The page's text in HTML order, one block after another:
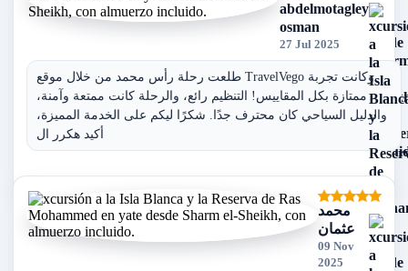
abdelmotagley
osman
27 Jul 2025
طلعت رحلة رأس محمد من خلال موقع TravelVego وكانت تجربة
ممتازة بكل المقاييس! التنظيم رائع، والرحلة كانت ممتعة وآمنة،
والدليل السياحي كان محترف جدًا. شكرًا ليكم على الخدمة المميزة،
أكيد هكرر ال
محمد
عثمان
09 Nov
2025